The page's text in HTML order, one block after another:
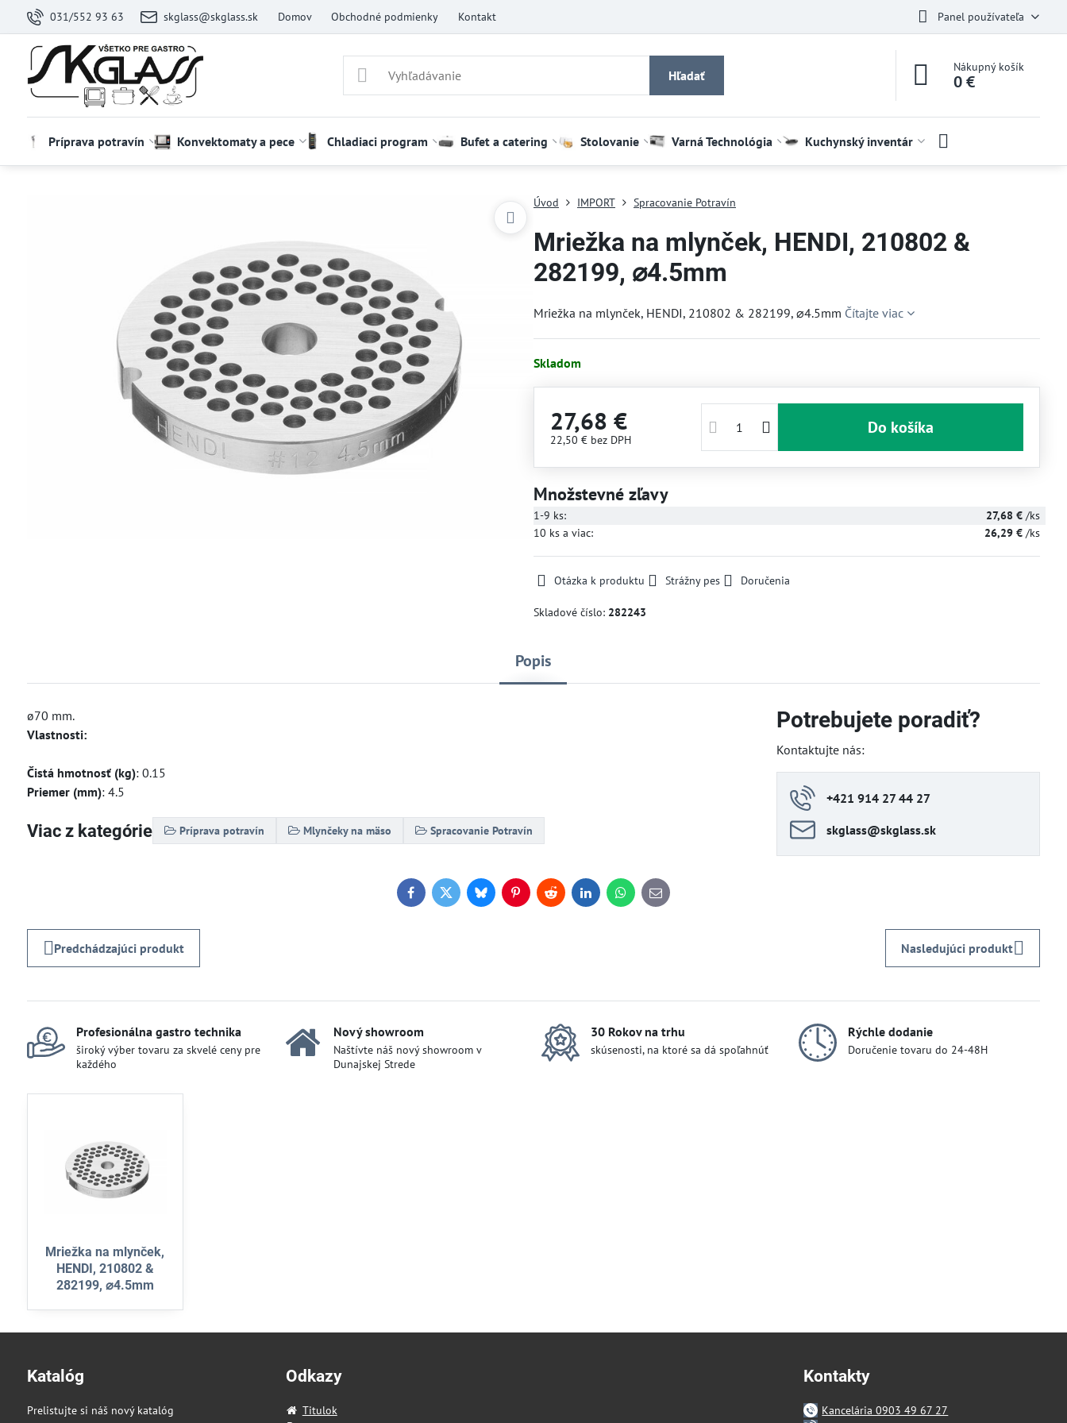
031/552 93 63 skglass@skglass.sk Domov Obchodné podmienky Kontakt Panel používateľa
Hľadať
Nákupný košík
0 €
Príprava potravín Konvektomaty a pece Chladiaci program Bufet a catering Stolovanie Varná Technológia Kuchynský inventár
Úvod IMPORT Spracovanie Potravín
Mriežka na mlynček, HENDI, 210802 &
282199, ⌀4.5mm
Mriežka na mlynček, HENDI, 210802 & 282199, ⌀4.5mm Čítajte viac
Skladom
27,68 €
22,50 € bez DPH
Do košíka
Množstevné zľavy
1-9 ks: 27,68 € /ks
10 ksa viac: 26,29 € /ks
Otázka k produktu Strážny pes Doručenia
Skladové číslo: 282243
Popis
ø70 mm.
Vlastnosti:
Čistá hmotnosť (kg): 0.15
Priemer (mm): 4.5
Viac z kategórie Príprava potravín Mlynčeky na mäso Spracovanie Potravín
Potrebujete poradiť?
Kontaktujte nás:
+421 914 27 44 27
skglass​@skglass​.sk
FacebookTwitterBlueskyPinterestRedditLinkedInWhatsApp
E-
mail
Predchádzajúci produkt Nasledujúci produkt
Profesionálna gastro technika
široký výber tovaru za skvelé ceny pre
každého
Nový showroom
Naštívte náš nový showroom v
Dunajskej Strede
30 Rokov na trhu
skúsenosti, na ktoré sa dá spoľahnúť
Rýchle dodanie
Doručenie tovaru do 24-48H
Mriežka na mlynček,
HENDI, 210802 &
282199, ⌀4.5mm
Katalóg
Prelistujte si náš nový katalóg
Odkazy
Titulok
Kontakty
Kancelária 0903 49 67 27